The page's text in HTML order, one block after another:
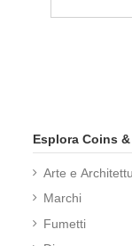
Esplora Coins
Arte e
Marchi
Fumetti